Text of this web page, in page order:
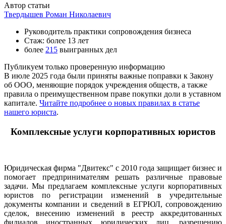
Автор статьи
Твердышев Роман Николаевич
Руководитель практики сопровождения бизнеса
Стаж: более 13 лет
более 215 выигранных дел
Публикуем только проверенную информацию
В июле 2025 года были приняты важные поправки к Закону
об ООО, меняющие порядок учреждения обществ, а также
правила о преимущественном праве покупки доли в уставном
капитале. Читайте подробнее о новых правилах в статье
нашего юриста.
Комплексные услуги корпоративных юристов
Юридическая фирма "Двитекс" с 2010 года защищает бизнес и
помогает предпринимателям решать различные правовые
задачи. Мы предлагаем комплексные услуги корпоративных
юристов по регистрации изменений в учредительные
документы компании и сведений в ЕГРЮЛ, сопровождению
сделок, внесению изменений в реестр аккредитованных